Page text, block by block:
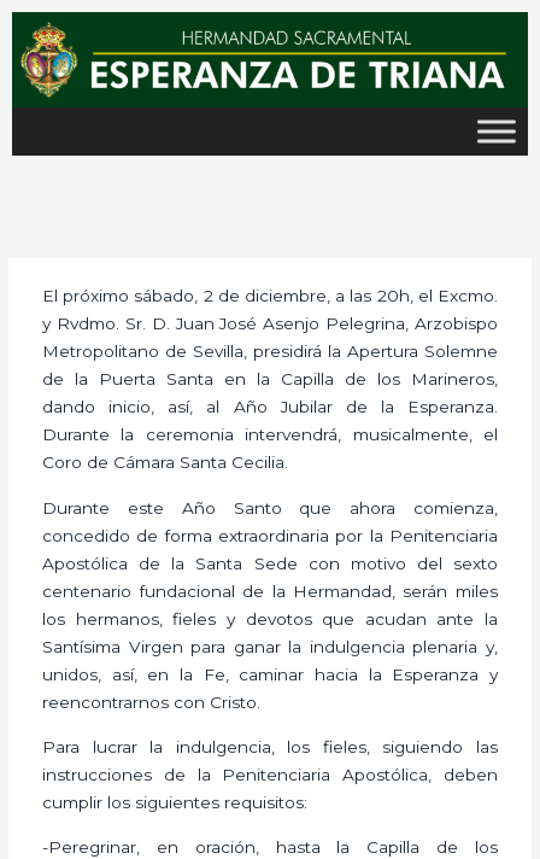
contenido
El próximo sábado, 2 de diciembre, a las 20h, el Excmo.
y Rvdmo. Sr. D. Juan José Asenjo Pelegrina, Arzobispo
Metropolitano de Sevilla, presidirá la Apertura Solemne
de la Puerta Santa en la Capilla de los Marineros,
dando inicio, así, al Año Jubilar de la Esperanza.
Durante la ceremonia intervendrá, musicalmente, el
Coro de Cámara Santa Cecilia.
Durante este Año Santo que ahora comienza,
concedido de forma extraordinaria por la Penitenciaria
Apostólica de la Santa Sede con motivo del sexto
centenario fundacional de la Hermandad, serán miles
los hermanos, fieles y devotos que acudan ante la
Santísima Virgen para ganar la indulgencia plenaria y,
unidos, así, en la Fe, caminar hacia la Esperanza y
reencontrarnos con Cristo.
Para lucrar la indulgencia, los fieles, siguiendo las
instrucciones de la Penitenciaria Apostólica, deben
cumplir los siguientes requisitos:
-Peregrinar, en oración, hasta la Capilla de los